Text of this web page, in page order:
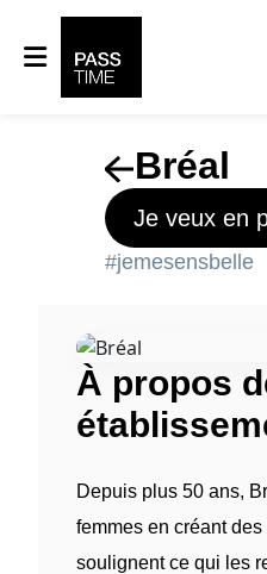
Bréal
Je veux en
#jemesensbelle
À propos
Depuis plus 50 ans,
femmes en créant
soulignent ce qui les
Panneau de gestion des